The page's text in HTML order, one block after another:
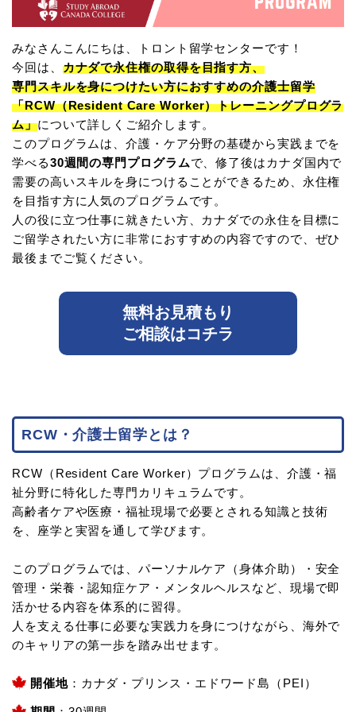
みなさんこんにちは、トロント留学センターです！
今回は、 カナダで永住権の取得を目指す方、
専門スキルを身につけたい方におすすめの介護士留学
「RCW（Resident Care Worker）トレーニングプログラ
ム」について詳しくご紹介します。
このプログラムは、介護・ケア分野の基礎から実践までを
学べる30週間の専門プログラムで、修了後はカナダ国内で
需要の高いスキルを身につけることができるため、永住権
を目指す方に人気のプログラムです。
人の役に立つ仕事に就きたい方、カナダでの永住を目標に
ご留学されたい方に非常におすすめの内容ですので、ぜひ
最後までご覧ください。
無料お見積もり
ご相談はコチラ
RCW・介護士留学とは？
RCW（Resident Care Worker）プログラムは、介護・福
祉分野に特化した専門カリキュラムです。
高齢者ケアや医療・福祉現場で必要とされる知識と技術
を、座学と実習を通して学びます。
このプログラムでは、パーソナルケア（身体介助）・安全
管理・栄養・認知症ケア・メンタルヘルスなど、現場で即
活かせる内容を体系的に習得。
人を支える仕事に必要な実践力を身につけながら、海外で
のキャリアの第一歩を踏み出せます。
開催地：カナダ・プリンス・エドワード島（PEI）